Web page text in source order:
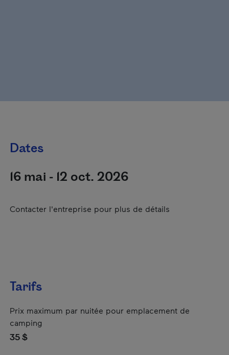
Dates
16 mai - 12 oct. 2026
Contacter l'entreprise pour plus de détails
Tarifs
Prix maximum par nuitée pour emplacement de
camping
35 $